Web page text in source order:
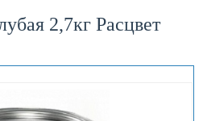
2,7кг Расцвет